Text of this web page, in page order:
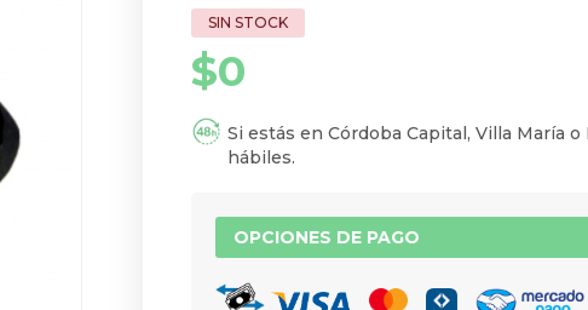
$0
OPCIONES DE PAGO
Si estás en Córdoba Capital, Villa María
hábiles.